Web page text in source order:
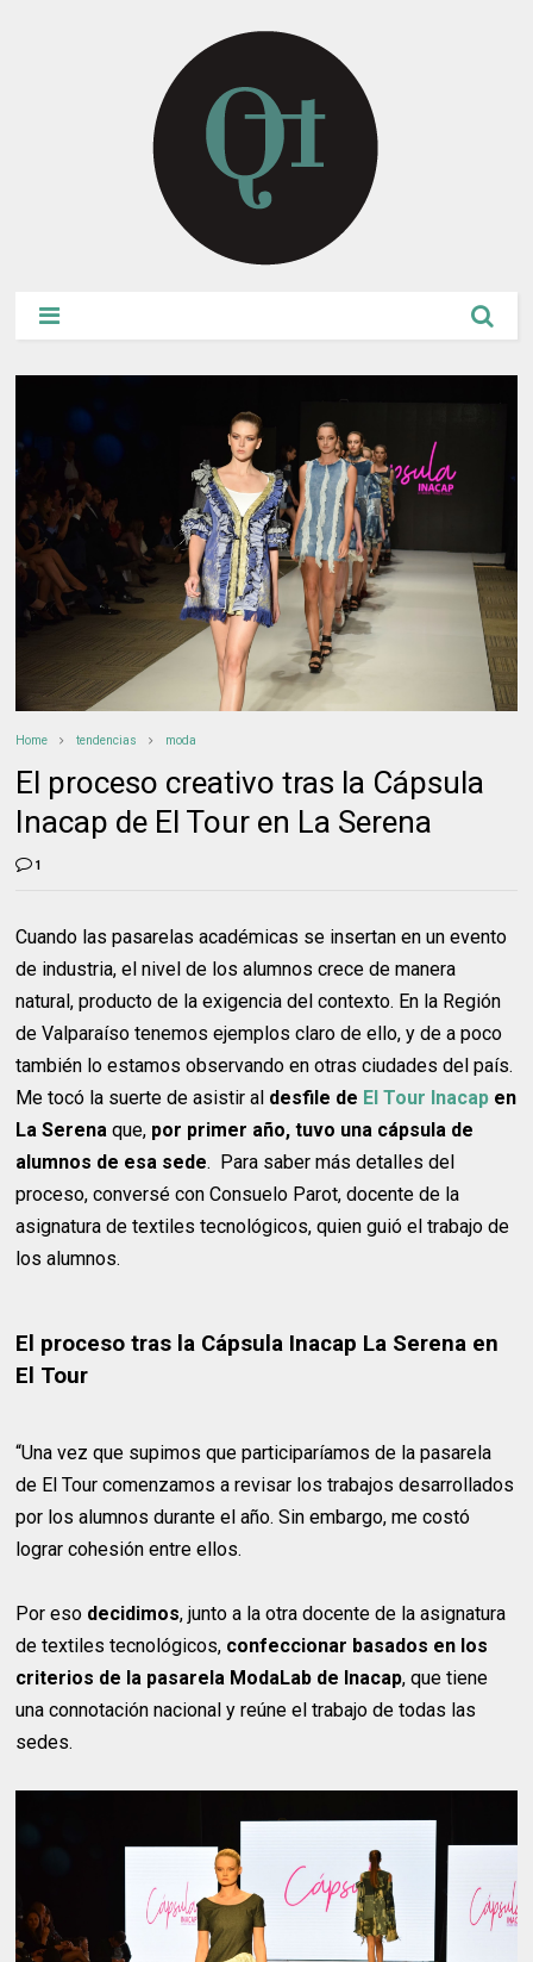
Home tendencias moda
El proceso creativo tras la Cápsula
Inacap de El Tour en La Serena
1
Cuando las pasarelas académicas se insertan en un evento
de industria, el nivel de los alumnos crece de manera
natural, producto de la exigencia del contexto. En la Región
de Valparaíso tenemos ejemplos claro de ello, y de a poco
también lo estamos observando en otras ciudades del país.
Me tocó la suerte de asistir al desfile de El Tour Inacap en
La Serena que, por primer año, tuvo una cápsula de
alumnos de esa sede. Para saber más detalles del
proceso, conversé con Consuelo Parot, docente de la
asignatura de textiles tecnológicos, quien guió el trabajo de
los alumnos.
El proceso tras la Cápsula Inacap La Serena en
El Tour
“Una vez que supimos que participaríamos de la pasarela
de El Tour comenzamos a revisar los trabajos desarrollados
por los alumnos durante el año. Sin embargo, me costó
lograr cohesión entre ellos.
Por eso decidimos, junto a la otra docente de la asignatura
de textiles tecnológicos, confeccionar basados en los
criterios de la pasarela ModaLab de Inacap, que tiene
una connotación nacional y reúne el trabajo de todas las
sedes.